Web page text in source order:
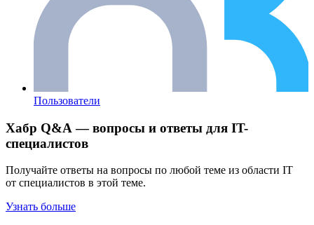
Пользователи
Хабр Q&A — вопросы и ответы для IT-
специалистов
Получайте ответы на вопросы по любой теме из области IT
от специалистов в этой теме.
Узнать больше